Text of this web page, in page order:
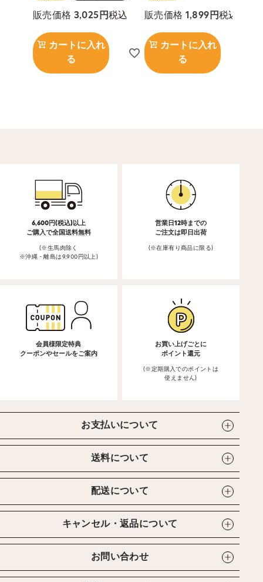
販売価格 3,025 税込
カートに入れ
る
販売価格 1,899 税込
カートに入れ
る
6,600円(税込)以上
ご購入で全国送料無料
(※生馬肉除く
※沖縄・離島は9,900円以上)
営業日12時までの
ご注文は即日出荷
(※在庫有り商品に限る)
会員様限定特典
クーポンやセールをご案内
お買い上げごとに
ポイント還元
(※定期購入でのポイントは
使えません)
お支払いについて
送料について
配送について
キャンセル・返品について
お問い合わせ